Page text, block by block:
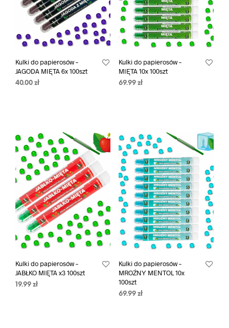
Kulki do papierosów –
JAGODA MIĘTA 6x 100szt
40.00 zł
Kulki do papierosów –
MIĘTA 10x 100szt
69.99 zł
Kulki do papierosów –
JABŁKO MIĘTA x3 100szt
19.99 zł
Kulki do papierosów –
MROŹNY MENTOL 10x
100szt
69.99 zł